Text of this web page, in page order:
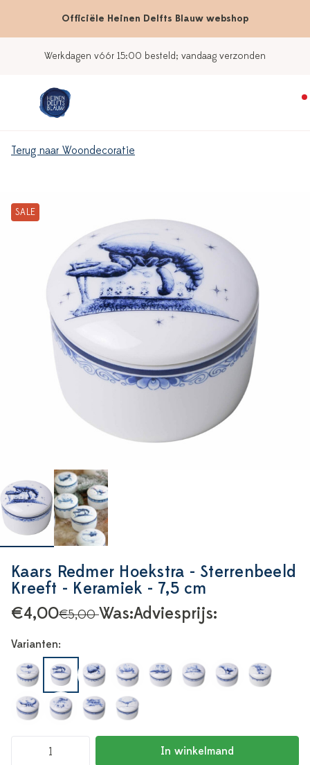
Officiële Heinen Delfts Blauw webshop
besteld; vandaag verzonden
Terug naar Woondecoratie
SALE
Kaars Redmer Hoekstra - Sterrenbeeld
Kreeft - Keramiek - 7,5 cm
Adviesprijs:
€5,00Was:
€4,00
Varianten:
In winkelmand